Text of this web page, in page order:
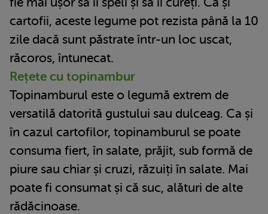
cartofii, aceste legume pot rezista până la 10
zile dacă sunt păstrate într-un loc uscat,
răcoros, întunecat.
Rețete cu topinambur
Topinamburul este o legumă extrem de
versatilă datorită gustului sau dulceag. Ca și
în cazul cartofilor, topinamburul se poate
consuma fiert, în salate, prăjit, sub formă de
piure sau chiar și cruzi, răzuiți în salate. Mai
poate fi consumat și că suc, alături de alte
rădăcinoase.